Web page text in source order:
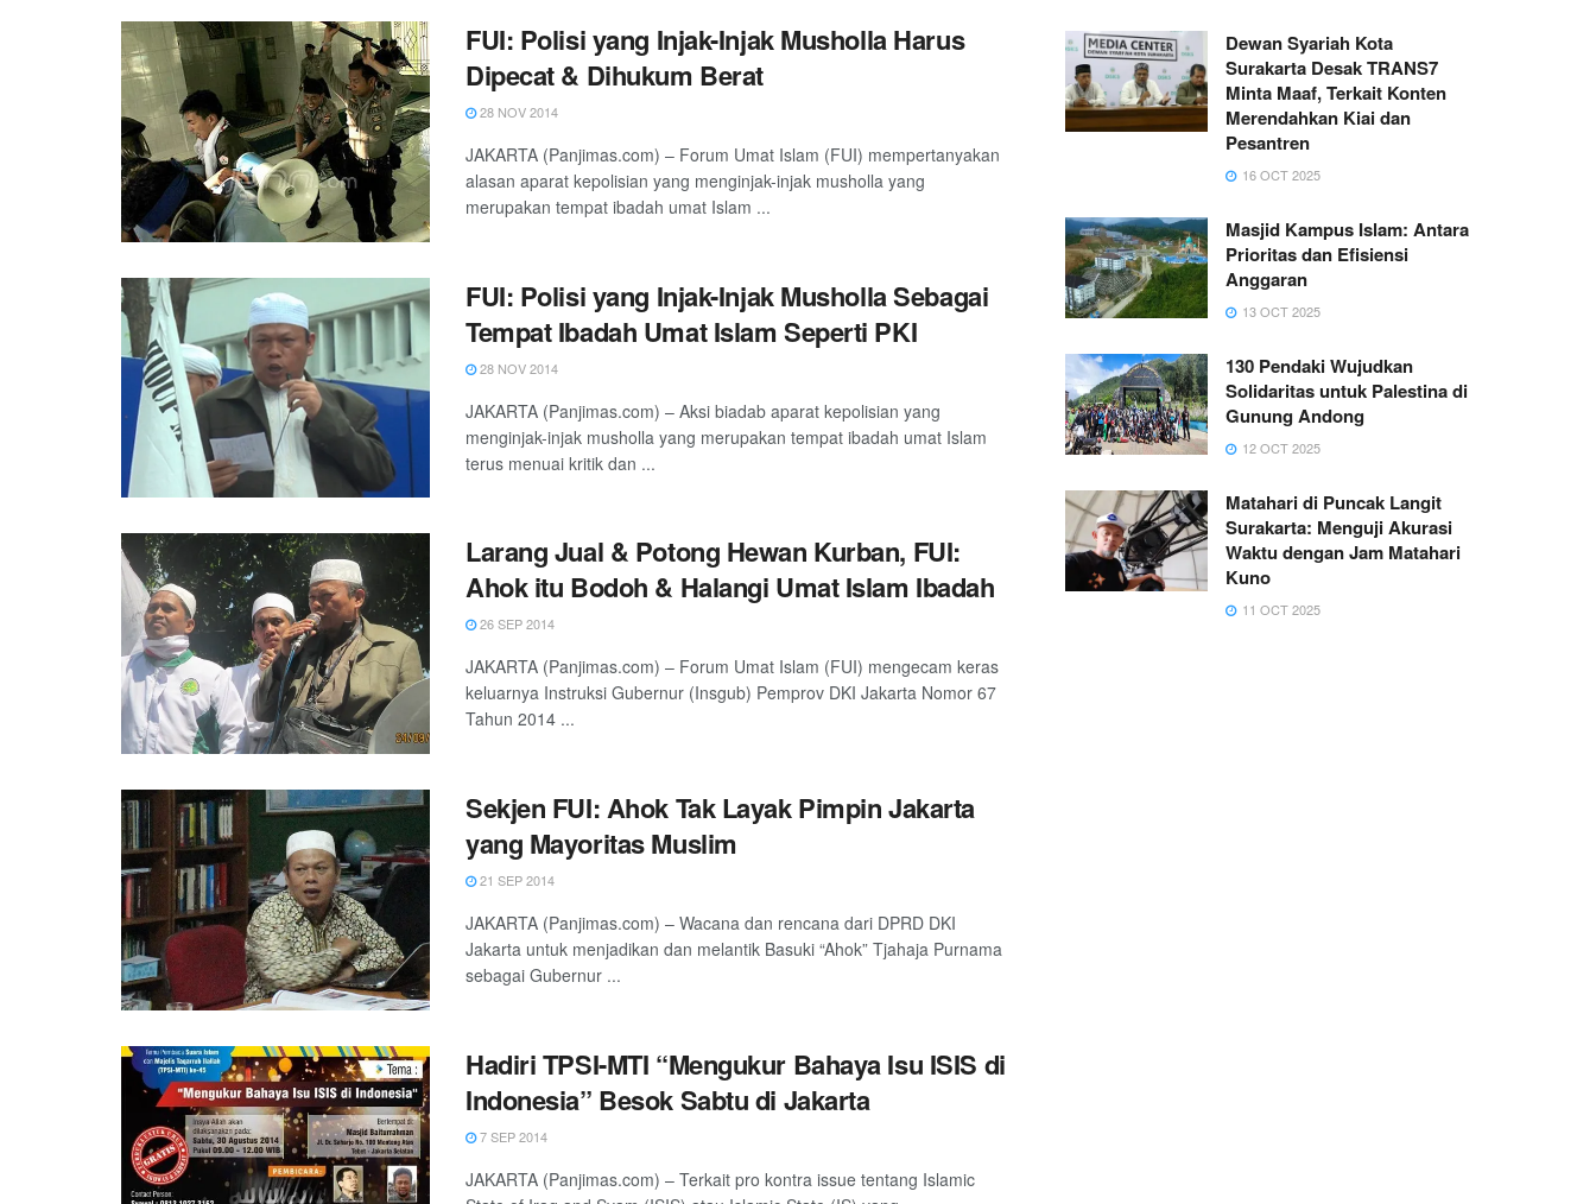
FUI: Polisi yang Injak-Injak Musholla Harus
Dipecat & Dihukum Berat
28 NOV 2014
JAKARTA (Panjimas.com) – Forum Umat Islam (FUI) mempertanyakan
alasan aparat kepolisian yang menginjak-injak musholla yang
merupakan tempat ibadah umat Islam ...
FUI: Polisi yang Injak-Injak Musholla Sebagai
Tempat Ibadah Umat Islam Seperti PKI
28 NOV 2014
JAKARTA (Panjimas.com) – Aksi biadab aparat kepolisian yang
menginjak-injak musholla yang merupakan tempat ibadah umat Islam
terus menuai kritik dan ...
Larang Jual & Potong Hewan Kurban, FUI:
Ahok itu Bodoh & Halangi Umat Islam Ibadah
26 SEP 2014
JAKARTA (Panjimas.com) – Forum Umat Islam (FUI) mengecam keras
keluarnya Instruksi Gubernur (Insgub) Pemprov DKI Jakarta Nomor 67
Tahun 2014 ...
Sekjen FUI: Ahok Tak Layak Pimpin Jakarta
yang Mayoritas Muslim
21 SEP 2014
JAKARTA (Panjimas.com) – Wacana dan rencana dari DPRD DKI
Jakarta untuk menjadikan dan melantik Basuki “Ahok” Tjahaja Purnama
sebagai Gubernur ...
Hadiri TPSI-MTI “Mengukur Bahaya Isu ISIS di
Indonesia” Besok Sabtu di Jakarta
7 SEP 2014
JAKARTA (Panjimas.com) – Terkait pro kontra issue tentang Islamic
Dewan Syariah Kota
Surakarta Desak TRANS7
Minta Maaf, Terkait Konten
Merendahkan Kiai dan
Pesantren
16 OCT 2025
Masjid Kampus Islam: Antara
Prioritas dan Efisiensi
Anggaran
13 OCT 2025
130 Pendaki Wujudkan
Solidaritas untuk Palestina di
Gunung Andong
12 OCT 2025
Matahari di Puncak Langit
Surakarta: Menguji Akurasi
Waktu dengan Jam Matahari
Kuno
11 OCT 2025